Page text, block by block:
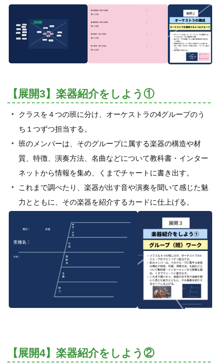
【展開3】楽器紹介をしよう①
クラスを４つの班に分け、オーケストラの4グループのう
ち１つずつ担当する。
班のメンバーは、そのグループに属する楽器の構造や材
質、特徴、演奏方法、名曲などについて教科書・インター
ネットから情報を集め、くまでチャートに書き出す。
これまで調べたり、楽器が出す音や演奏を聞いて感じた魅
力とともに、その楽器を紹介するカードに仕上げる。
【展開4】楽器紹介をしよう②